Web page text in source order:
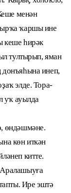
менән
ҡаршы ине
кеше һирәк
тултырып, яман
инеп,
элде. Тора-
уҡ ауылда
өндәшмәне.
көн иткән
китте.
Ире эштә